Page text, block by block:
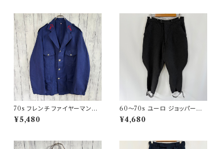
70s フレンチ ファイヤーマンジ
ャケット ワークジャケット ヴィン
テージ
¥5,480
60〜70s ユーロ ジョッパーズ
パンツ ウールパンツ ヴィンテー
ジ 5
¥4,680